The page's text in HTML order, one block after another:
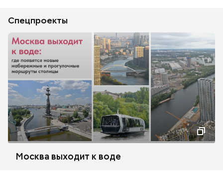
Спецпроекты
Москва выходит к воде